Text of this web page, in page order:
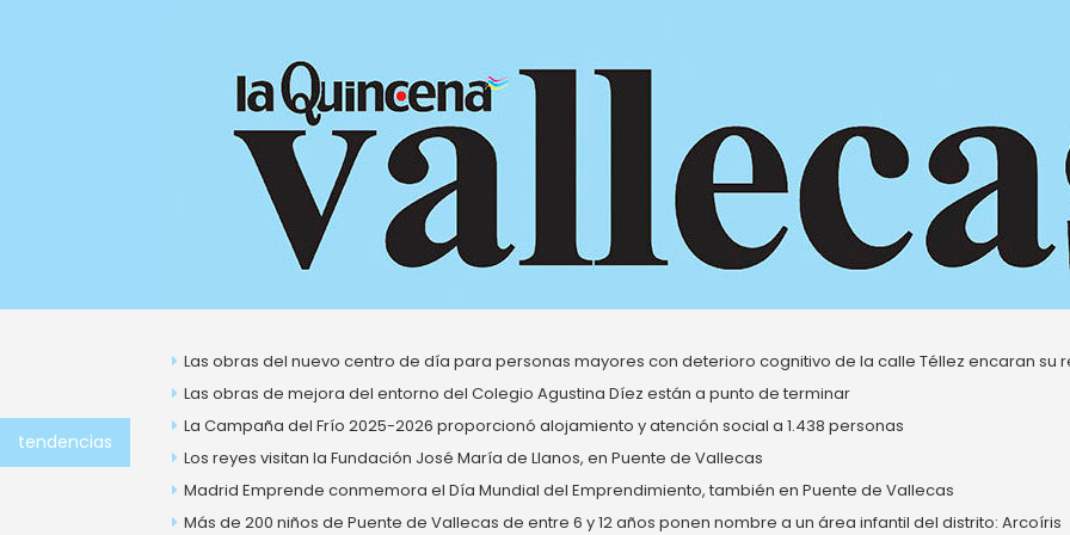
tendencias
Las obras del nuevo centro de día para personas mayores con deterioro cognitivo de la calle Téllez encaran su
Las obras de mejora del entorno del Colegio Agustina Díez están a punto de terminar
La Campaña del Frío 2025-2026 proporcionó alojamiento y atención social a 1.438 personas
Los reyes visitan la Fundación José María de Llanos, en Puente de Vallecas
Madrid Emprende conmemora el Día Mundial del Emprendimiento, también en Puente de Vallecas
Más de 200 niños de Puente de Vallecas de entre 6 y 12 años ponen nombre a un área infantil del distrito: Arcoíris